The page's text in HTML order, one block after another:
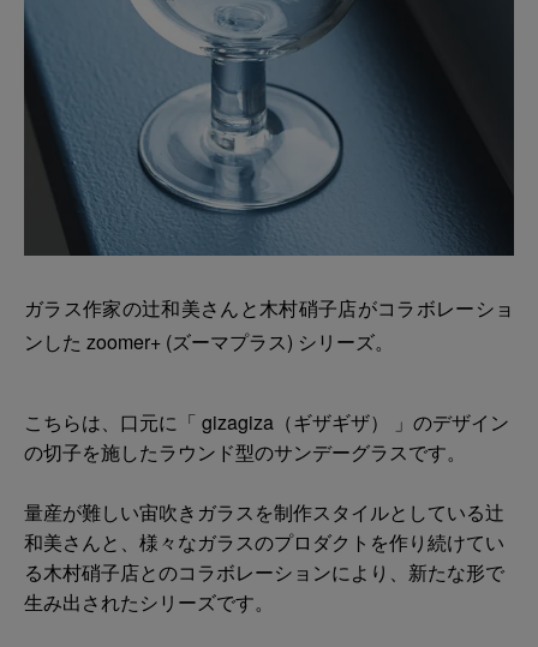
ガラス作家の辻和美さんと木村硝子店がコラボレーショ
ンした zoomer+ (ズーマプラス) シリーズ。
こちらは、口元に「 gizagiza（ギザギザ） 」のデザイン
の切子を施したラウンド型のサンデーグラスです。
量産が難しい宙吹きガラスを制作スタイルとしている辻
和美さんと、様々なガラスのプロダクトを作り続けてい
る木村硝子店とのコラボレーションにより、新たな形で
生み出されたシリーズです。